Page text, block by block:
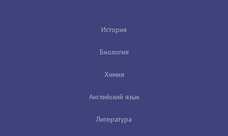
История
Биология
Химия
Английский язык
Литература